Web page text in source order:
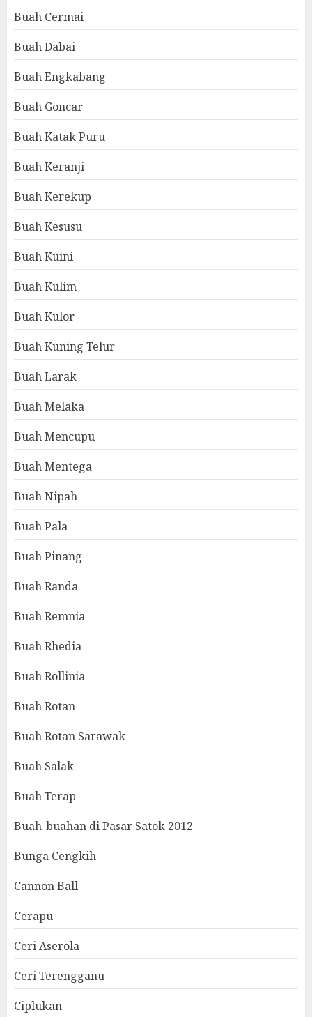
Buah Cermai
Buah Dabai
Buah Engkabang
Buah Goncar
Buah Katak Puru
Buah Keranji
Buah Kerekup
Buah Kesusu
Buah Kuini
Buah Kulim
Buah Kulor
Buah Kuning Telur
Buah Larak
Buah Melaka
Buah Mencupu
Buah Mentega
Buah Nipah
Buah Pala
Buah Pinang
Buah Randa
Buah Remnia
Buah Rhedia
Buah Rollinia
Buah Rotan
Buah Rotan Sarawak
Buah Salak
Buah Terap
Buah-buahan di Pasar Satok 2012
Bunga Cengkih
Cannon Ball
Cerapu
Ceri Aserola
Ceri Terengganu
Ciplukan